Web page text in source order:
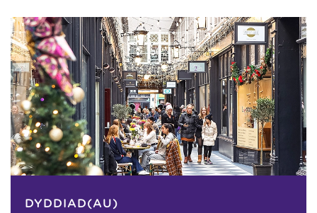
DYDDIAD(AU)